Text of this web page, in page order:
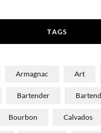
TAGS
Armagnac Art
Bartender
Bourbon Calvados